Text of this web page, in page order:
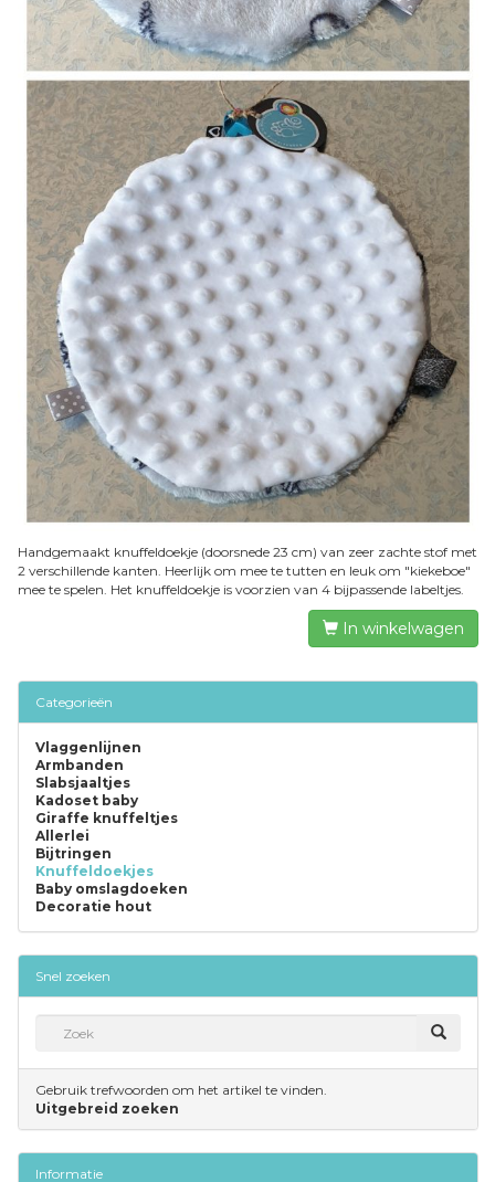
Handgemaakt knuffeldoekje (doorsnede 23 cm) van zeer zachte stof met
2 verschillende kanten. Heerlijk om mee te tutten en leuk om "kiekeboe"
mee te spelen. Het knuffeldoekje is voorzien van 4 bijpassende labeltjes.
In winkelwagen
Categorieën
Vlaggenlijnen
Armbanden
Slabsjaaltjes
Kadoset baby
Giraffe knuffeltjes
Allerlei
Bijtringen
Knuffeldoekjes
Baby omslagdoeken
Decoratie hout
Snel zoeken
Gebruik trefwoorden om het artikel te vinden.
Uitgebreid zoeken
Informatie